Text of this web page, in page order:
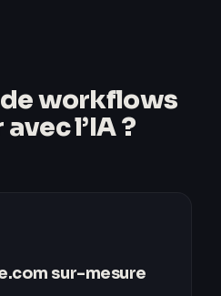
workflows
l’IA ?
sur-mesure